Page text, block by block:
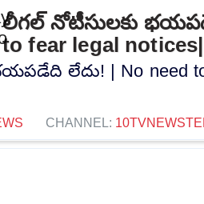
లీగల్ నోటీసులకు
to fear legal
లేదు! | No need to
CHANNEL: